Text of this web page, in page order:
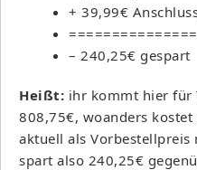
+ 39,99€
– 240,25€ gespart
Heißt: ihr kommt hier für
808,75€, woanders
aktuell als
spart also 240,25€